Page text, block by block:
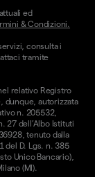
ed
& Condizioni.
consulta i
tramite
relativo Registro
dunque, autorizzata
n. 205532,
27 dell’Albo Istituti
tenuto dalla
del D. Lgs. n. 385
Unico Bancario),
(MI).